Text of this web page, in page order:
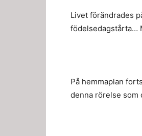
Livet förändrades
födelsedagstårta…
På hemmaplan
denna rörelse som